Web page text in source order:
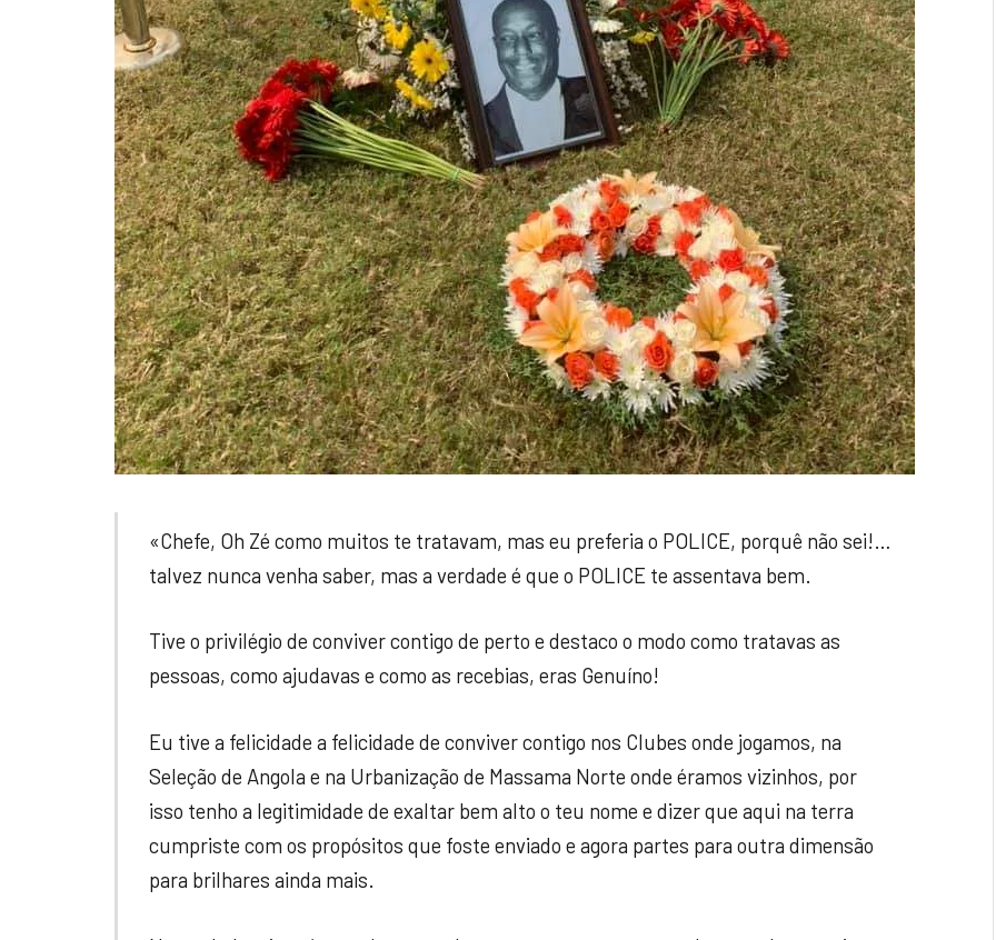
«Chefe, Oh Zé como muitos te tratavam, mas eu preferia o POLICE, porquê não sei!…
talvez nunca venha saber, mas a verdade é que o POLICE te assentava bem.
Tive o privilégio de conviver contigo de perto e destaco o modo como tratavas as
pessoas, como ajudavas e como as recebias, eras Genuíno!
Eu tive a felicidade a felicidade de conviver contigo nos Clubes onde jogamos, na
Seleção de Angola e na Urbanização de Massama Norte onde éramos vizinhos, por
isso tenho a legitimidade de exaltar bem alto o teu nome e dizer que aqui na terra
cumpriste com os propósitos que foste enviado e agora partes para outra dimensão
para brilhares ainda mais.